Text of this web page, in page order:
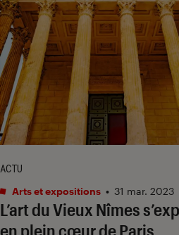
L’art du Vieux Nîmes
en plein cœur de Paris
ACTU
Arts et expositions • 31 mar. 2023